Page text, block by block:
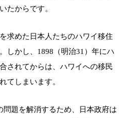
たからです。
求めた日本人たちのハワイ移住
しかし、1898（明治31）年にハ
されてからは、ハワイへの移民
てしまいます。
題を解消するため、日本政府は